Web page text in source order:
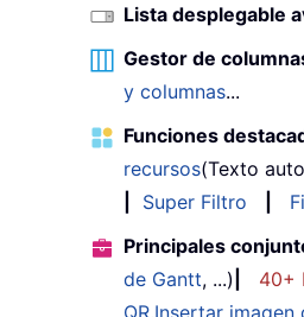
Lista desplegable
Gestor de
y columnas...
Funciones
recursos(Texto
Super Filtro
Principales
de Gantt, ...) 40+